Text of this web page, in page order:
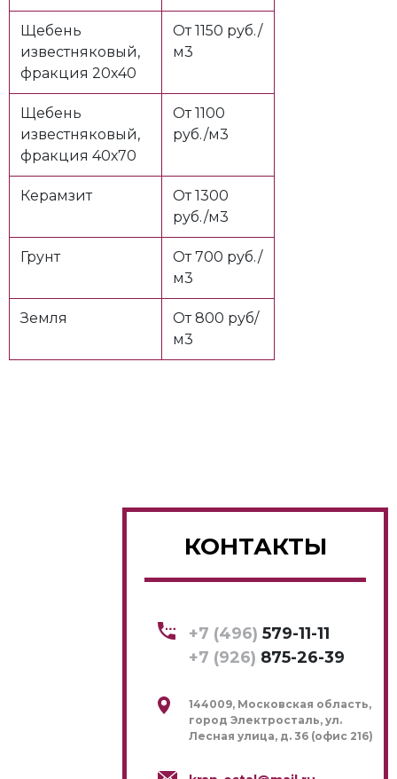
Щебень
известняковый,
фракция 20х40
От 1150 руб./
м3
Щебень
известняковый,
фракция 40х70
От 1100
руб./м3
Керамзит
От 1300
руб./м3
Грунт
От 700 руб./
м3
Земля
От 800 руб/
м3
КОНТАКТЫ
+7 (496) 579-11-11
+7 (926) 875-26-39
144009, Московская область,
город Электросталь, ул.
Лесная улица, д. 36 (офис 216)